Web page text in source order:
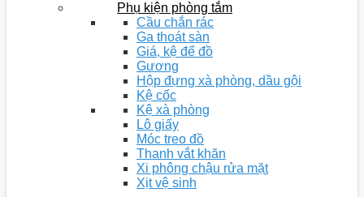
Phụ kiện phòng tắm
Cầu chắn rác
Ga thoát sàn
Giá, kệ để đồ
Gương
Hộp đựng xà phòng, dầu gội
Kệ cốc
Kệ xà phòng
Lô giấy
Móc treo đồ
Thanh vắt khăn
Xi phông chậu rửa mặt
Xịt vệ sinh